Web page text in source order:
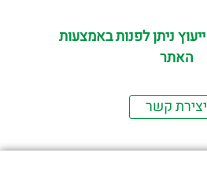
ניתן לפנות באמצעות
האתר
יצירת קשר